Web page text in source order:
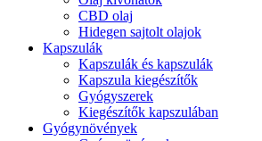
CBD olaj
Hidegen sajtolt olajok
Kapszulák
Kapszulák és kapszulák
Kapszula kiegészítők
Gyógyszerek
Kiegészítők kapszulában
Gyógynövények